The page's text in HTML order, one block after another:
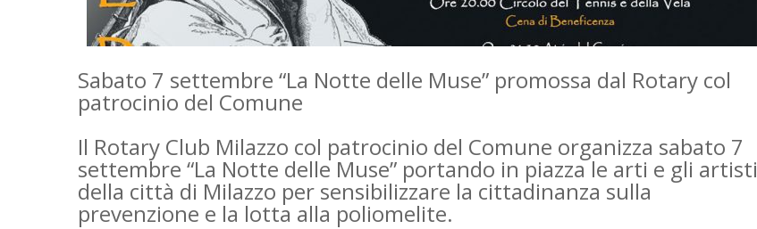
Sabato 7 settembre “La Notte delle Muse” promossa dal Rotary col
patrocinio del Comune
Il Rotary Club Milazzo col patrocinio del Comune organizza sabato 7
settembre “La Notte delle Muse” portando in piazza le arti e gli artisti
della città di Milazzo per sensibilizzare la cittadinanza sulla
prevenzione e la lotta alla poliomelite.